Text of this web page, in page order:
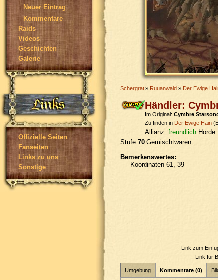
Neuer Eintrag
Kommentare
Raids
Videos
Geschichten
Galerie
Offizielle Seiten
Fanseiten
Links zu uns
Sonstige
Schergrat » Ruuanwald » Der Ewige
Händler:
Im Original: Cymbre
Zu finden in Der Ewige Hain
Allianz: freundlich Horde:
Stufe 70 Gemischtwaren
Bemerkenswertes:
Koordinaten 61, 39
Link zum
Link für
Umgebung Kommentare (0)